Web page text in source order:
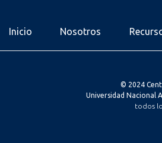
Inicio Nosotros
© 2024
Universidad Nacional
todos